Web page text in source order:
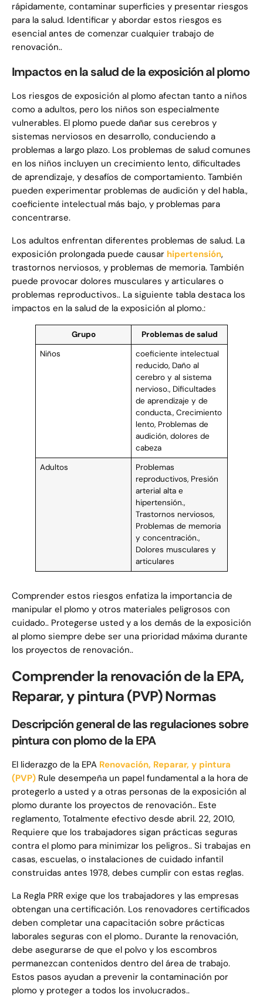
rápidamente, contaminar superficies y presentar riesgos
para la salud. Identificar y abordar estos riesgos es
esencial antes de comenzar cualquier trabajo de
renovación..
Impactos en la salud de la exposición al plomo
Los riesgos de exposición al plomo afectan tanto a niños
como a adultos, pero los niños son especialmente
vulnerables. El plomo puede dañar sus cerebros y
sistemas nerviosos en desarrollo, conduciendo a
problemas a largo plazo. Los problemas de salud comunes
en los niños incluyen un crecimiento lento, dificultades
de aprendizaje, y desafíos de comportamiento. También
pueden experimentar problemas de audición y del habla.,
coeficiente intelectual más bajo, y problemas para
concentrarse.
Los adultos enfrentan diferentes problemas de salud. La
exposición prolongada puede causar hipertensión,
trastornos nerviosos, y problemas de memoria. También
puede provocar dolores musculares y articulares o
problemas reproductivos.. La siguiente tabla destaca los
impactos en la salud de la exposición al plomo.:
Grupo
Problemas de salud
Niños
coeficiente intelectual
reducido, Daño al
cerebro y al sistema
nervioso., Dificultades
de aprendizaje y de
conducta., Crecimiento
lento, Problemas de
audición, dolores de
cabeza
Adultos
Problemas
reproductivos, Presión
arterial alta e
hipertensión.,
Trastornos nerviosos,
Problemas de memoria
y concentración.,
Dolores musculares y
articulares
Comprender estos riesgos enfatiza la importancia de
manipular el plomo y otros materiales peligrosos con
cuidado.. Protegerse usted y a los demás de la exposición
al plomo siempre debe ser una prioridad máxima durante
los proyectos de renovación..
Comprender la renovación de la EPA,
Reparar, y pintura (PVP) Normas
Descripción general de las regulaciones sobre
pintura con plomo de la EPA
El liderazgo de la EPA Renovación, Reparar, y pintura
(PVP) Rule desempeña un papel fundamental a la hora de
protegerlo a usted y a otras personas de la exposición al
plomo durante los proyectos de renovación.. Este
reglamento, Totalmente efectivo desde abril. 22, 2010,
Requiere que los trabajadores sigan prácticas seguras
contra el plomo para minimizar los peligros.. Si trabajas en
casas, escuelas, o instalaciones de cuidado infantil
construidas antes 1978, debes cumplir con estas reglas.
La Regla PRR exige que los trabajadores y las empresas
obtengan una certificación. Los renovadores certificados
deben completar una capacitación sobre prácticas
laborales seguras con el plomo.. Durante la renovación,
debe asegurarse de que el polvo y los escombros
permanezcan contenidos dentro del área de trabajo.
Estos pasos ayudan a prevenir la contaminación por
plomo y proteger a todos los involucrados..